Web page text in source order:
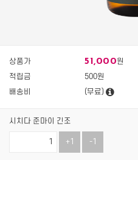
상품가 51,000원
적립금
500원
배송비
(무료)
시치다 준마이 긴조
+1 -1